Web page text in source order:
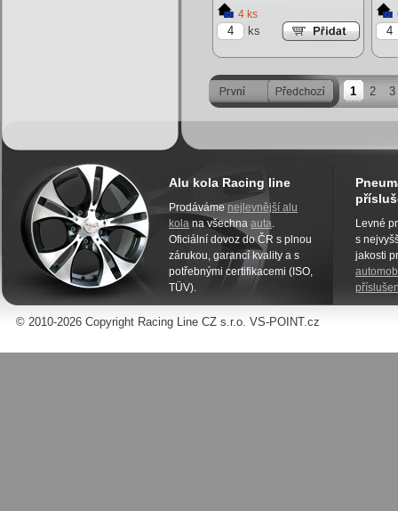
4 ks
ks
1 2 3
Alu kola Racing line
Prodáváme nejlevnější alu
kola na všechna auta.
Oficiální dovoz do ČR s plnou
zárukou, garancí kvality a s
potřebnými certifikacemi (ISO,
TÜV).
Levné
s
jakosti
© 2010-2026 Copyright Racing Line CZ s.r.o. VS-POINT.cz